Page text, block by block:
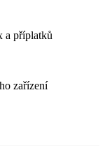
a příplatků
zařízení